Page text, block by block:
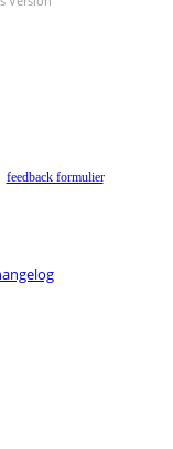
feedback formulier.